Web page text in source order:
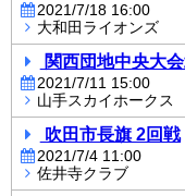
2021/7/18 16:00
大和田ライオンズ
関西団地中央大
2021/7/11 15:00
山手スカイホークス
吹田市長旗 2回戦
2021/7/4 11:00
佐井寺クラブ